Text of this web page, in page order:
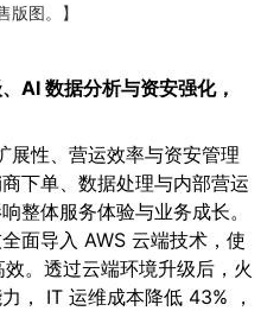
版图。】
AI 数据分析与资安强化，
展性、营运效率与资安管理
下单、数据处理与内部营运
整体服务体验与业务成长。
面导入 AWS 云端技术，使
。透过云端环境升级后，火
， IT 运维成本降低 43% ，